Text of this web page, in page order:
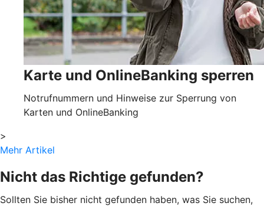
Karte und OnlineBanking sperren
Notrufnummern und Hinweise zur Sperrung von
Karten und OnlineBanking
>
Mehr Artikel
Nicht das Richtige gefunden?
Sollten Sie bisher nicht gefunden haben, was Sie suchen,